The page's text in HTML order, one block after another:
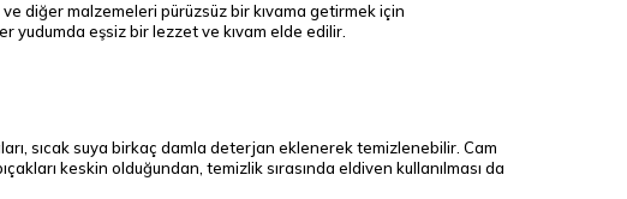
diğer malzemeleri pürüzsüz bir kıvama getirmek için
yudumda eşsiz bir lezzet ve kıvam elde edilir.
sıcak suya birkaç damla deterjan eklenerek temizlenebilir. Cam
keskin olduğundan, temizlik sırasında eldiven kullanılması da